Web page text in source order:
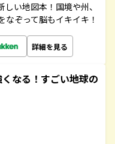
い地図本！国境や州、
ぞって脳もイキイキ！
詳細を見る
なる！すごい地球の